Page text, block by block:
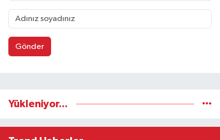
Gönder
Yükleniyor...